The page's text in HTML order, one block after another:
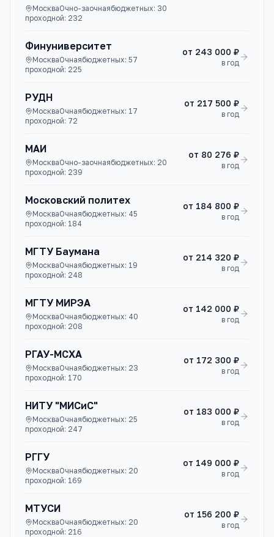
МоскваОчно-заочнаябюджетных: 30
проходной: 232
Финуниверситет
МоскваОчнаябюджетных: 57
проходной: 225
от 243 000 ₽
в год
РУДН
МоскваОчнаябюджетных: 17
проходной: 72
от 217 500 ₽
в год
МАИ
МоскваОчно-заочнаябюджетных: 20
проходной: 239
от 80 276 ₽
в год
Московский политех
МоскваОчнаябюджетных: 45
проходной: 184
от 184 800 ₽
в год
МГТУ Баумана
МоскваОчнаябюджетных: 19
проходной: 248
от 214 320 ₽
в год
МГТУ МИРЭА
МоскваОчнаябюджетных: 40
проходной: 208
от 142 000 ₽
в год
РГАУ-МСХА
МоскваОчнаябюджетных: 23
проходной: 170
от 172 300 ₽
в год
НИТУ "МИСиС"
МоскваОчнаябюджетных: 25
проходной: 247
от 183 000 ₽
в год
РГГУ
МоскваОчнаябюджетных: 20
проходной: 169
от 149 000 ₽
в год
МТУСИ
МоскваОчнаябюджетных: 20
проходной: 216
от 156 200 ₽
в год